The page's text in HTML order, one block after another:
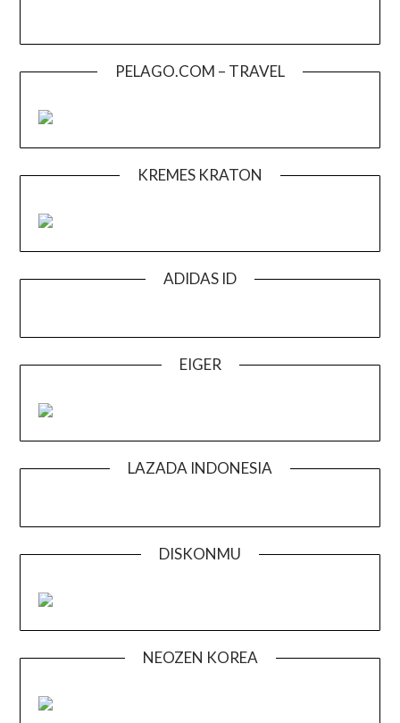
PELAGO.COM – TRAVEL
KREMES KRATON
ADIDAS ID
EIGER
LAZADA INDONESIA
DISKONMU
NEOZEN KOREA